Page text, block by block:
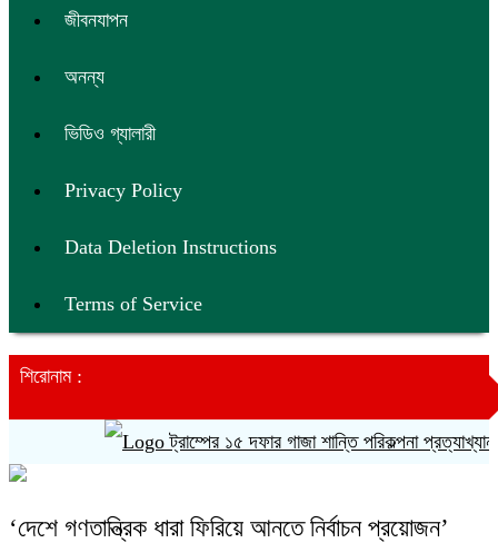
জীবনযাপন
অনন্য
ভিডিও গ্যালারী
Privacy Policy
Data Deletion Instructions
Terms of Service
শিরোনাম :
ট্রাম্পের ১৫ দফার গাজা শান্তি পরিকল্পনা প্রত্যাখ্যান
‘দেশে গণতান্ত্রিক ধারা ফিরিয়ে আনতে নির্বাচন প্রয়োজন’